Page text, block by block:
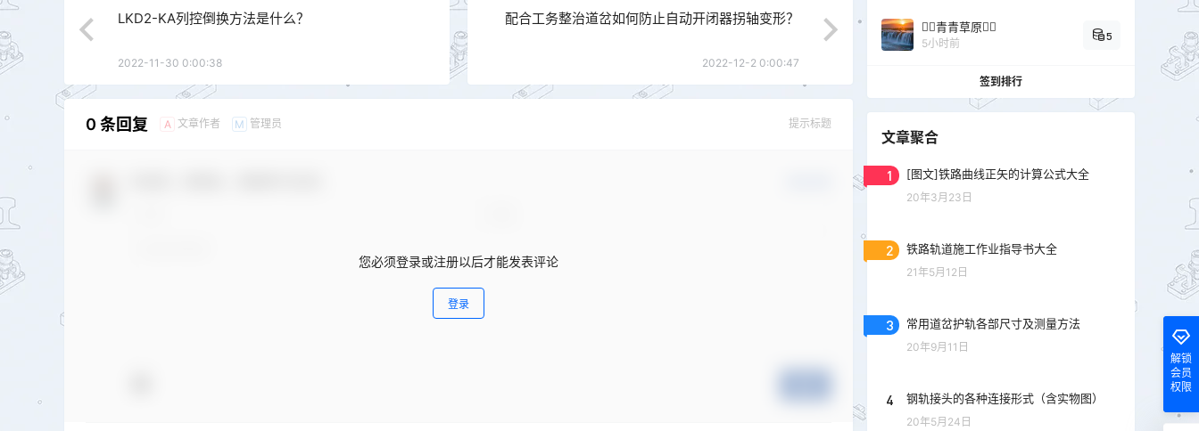
LKD2-KA列控倒换方法是什么？
2022-11-30 0:00:38
配合工务整治道岔如何防止自动开闭器拐轴变形？
2022-12-2 0:00:47
0 条回复 A 文章作者 M 管理员 提示标题
您必须登录或注册以后才能发表评论
登录
青青草原
5小时前
5
签到排行
文章聚合
1 [图文]铁路曲线正矢的计算公式大全
20年3月23日
2 铁路轨道施工作业指导书大全
21年5月12日
3 常用道岔护轨各部尺寸及测量方法
20年9月11日
4 钢轨接头的各种连接形式（含实物图）
20年5月24日
解锁
会员
权限